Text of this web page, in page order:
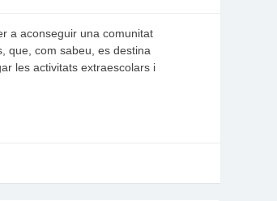
a aconseguir una comunitat
que, com sabeu, es destina
les activitats extraescolars i